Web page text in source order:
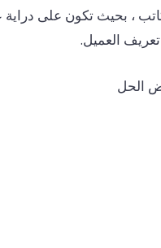
، بحيث تكون على
العميل.
الحل